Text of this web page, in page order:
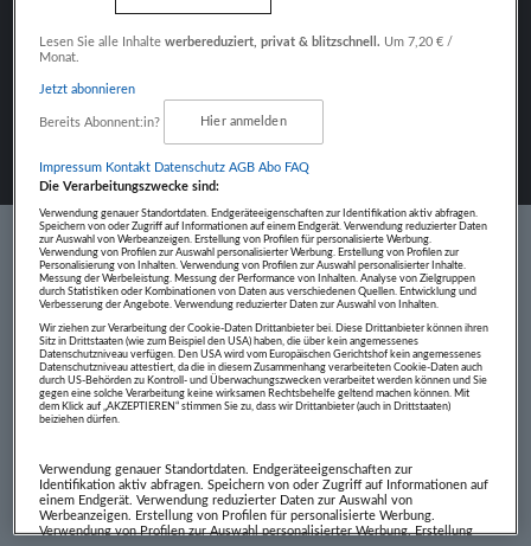
© 1997 - 2026 Salzburger Nachrichten Medien
Cookie-Einstellungen Impressum Kontakt
Lesen Sie alle Inhaltewerbereduziert, privat & blitzschnell. Um 7,20 € /
Monat.
Jetzt abonnieren
Bereits Abonnent:in? Hier anmelden
Impressum Kontakt Datenschutz AGB Abo FAQ
Die Verarbeitungszwecke sind:
Verwendung genauer Standortdaten. Endgeräteeigenschaften zur Identifikation aktiv abfragen.
Speichern von oder Zugriff auf Informationen auf einem Endgerät. Verwendung reduzierter Daten
zur Auswahl von Werbeanzeigen. Erstellung von Profilen für personalisierte Werbung.
Verwendung von Profilen zur Auswahl personalisierter Werbung. Erstellung von Profilen zur
Personalisierung von Inhalten. Verwendung von Profilen zur Auswahl personalisierter Inhalte.
Messung der Werbeleistung. Messung der Performance von Inhalten. Analyse von Zielgruppen
durch Statistiken oder Kombinationen von Daten aus verschiedenen Quellen. Entwicklung und
Verbesserung der Angebote. Verwendung reduzierter Daten zur Auswahl von Inhalten.
Wir ziehen zur Verarbeitung der Cookie-Daten Drittanbieter bei. Diese Drittanbieter können ihren
Sitz in Drittstaaten (wie zum Beispiel den USA) haben, die über kein angemessenes
Datenschutzniveau verfügen. Den USA wird vom Europäischen Gerichtshof kein angemessenes
Datenschutzniveau attestiert, da die in diesem Zusammenhang verarbeiteten Cookie-Daten auch
durch US-Behörden zu Kontroll- und Überwachungszwecken verarbeitet werden können und Sie
gegen eine solche Verarbeitung keine wirksamen Rechtsbehelfe geltend machen können. Mit
dem Klick auf „AKZEPTIEREN“ stimmen Sie zu, dass wir Drittanbieter (auch in Drittstaaten)
beiziehen dürfen.
Verwendung genauer Standortdaten. Endgeräteeigenschaften zur
Identifikation aktiv abfragen. Speichern von oder Zugriff auf Informationen auf
einem Endgerät. Verwendung reduzierter Daten zur Auswahl von
Werbeanzeigen. Erstellung von Profilen für personalisierte Werbung.
Verwendung von Profilen zur Auswahl personalisierter Werbung. Erstellung